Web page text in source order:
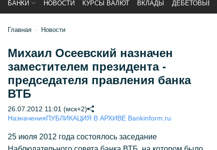
БАНКИ НОВОСТИ КУРСЫ ВАЛЮТ ВКЛАДЫ ДЕБЕТОВЫЕ
Главная Новости
Михаил Осеевский назначен
заместителем президента -
председателя правления банка
ВТБ
26.07.2012 11:01 (мск+2)
НазначенияПУБЛИКАЦИЯ В АРХИВЕ Bankinform.ru
25 июля 2012 года состоялось заседание